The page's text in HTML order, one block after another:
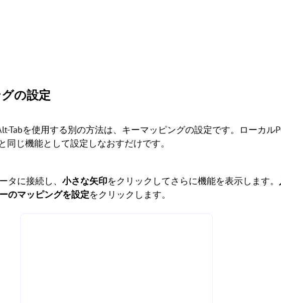
の設定
Tabを使用する別の方法は、キーマッピングの設定です。ローカル
同じ機能として設定しなおすだけです。
タに接続し、 小さな矢印をクリックしてさらに機能を表示します。
のマッピングを設定をクリックします。